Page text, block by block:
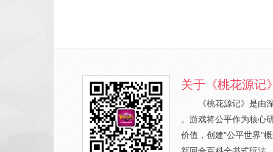
关于《桃花源记
《桃花源记》是由
。游戏将公平作为核心
价值，创建"公平世界"